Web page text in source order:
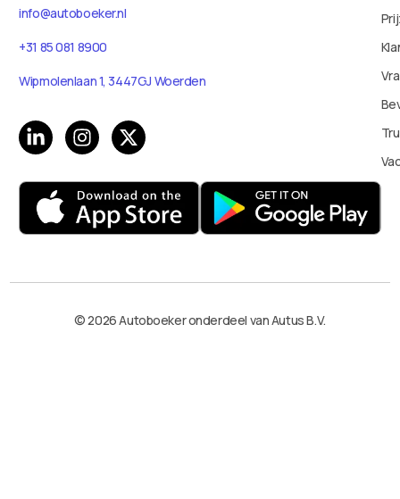
info@autoboeker.nl
+31 85 081 8900
Wipmolenlaan 1, 3447GJ Woerden
© 2026 Autoboeker onderdeel van Autus B.V.